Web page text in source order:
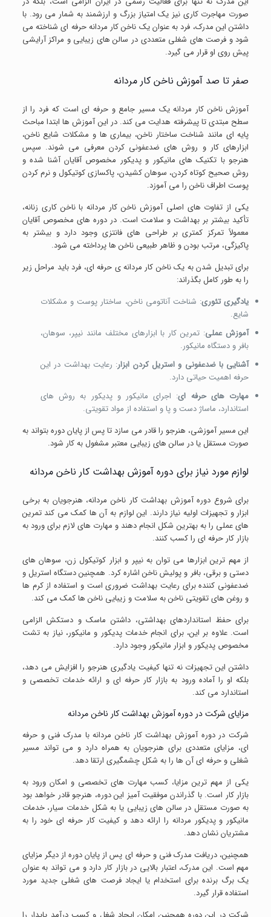
صورت مهاجرت کاری نیز یک امتیاز بزرگ و ارزشمند به شمار می رود. با
داشتن این مدرک، فرد به عنوان یک ناخن کار مردانه حرفه ای شناخته می
شود و فرصت های شغلی متعددی در سالن های زیبایی و مراکز آرایشی
پیش روی او قرار می گیرد.
صفر تا صد آموزش ناخن کار مردانه
آموزش ناخن کار مردانه یک مسیر جامع و حرفه ای است که فرد را از
سطح مبتدی تا پیشرفته هدایت می کند. در این آموزش ها ابتدا مباحث
پایه ای مانند شناخت ساختار ناخن، بیماری ها و مشکلات شایع ناخن،
ابزارهای کار و روش های ضدعفونی کردن معرفی می شوند. سپس
هنرجو با تکنیک های مانیکور و پدیکور مخصوص آقایان آشنا شده و
روش صحیح کوتاه کردن، سوهان کشیدن، پاکسازی کوتیکول و نرم کردن
پوست اطراف ناخن را می آموزد.
یکی از تفاوت های اصلی آموزش ناخن کار مردانه با ناخن کاری زنانه،
تأکید بیشتر بر بهداشت و سلامت است. در دوره های مخصوص آقایان
معمولاً تمرکز کمتری بر طراحی های فانتزی وجود دارد و بیشتر به
پاکیزگی، مرتب بودن و ظاهر طبیعی ناخن ها پرداخته می شود.
برای تبدیل شدن به یک ناخن کار مردانه ی حرفه ای، فرد باید مراحل زیر
را به طور کامل بگذراند:
یادگیری تئوری: شناخت آناتومی ناخن، ساختار پوست و مشکلات
شایع.
آموزش عملی: تمرین کار با ابزارهای مختلف مانند نیپر، سوهان،
بافر و دستگاه مانیکور.
آشنایی با ضدعفونی و استریل کردن ابزار: رعایت بهداشت در این
حرفه اهمیت حیاتی دارد.
مهارت های حرفه ای: اجرای مانیکور و پدیکور به روش های
استاندارد، ماساژ دست و پا و استفاده از مواد تقویتی.
این مسیر آموزشی، هنرجو را قادر می سازد تا پس از پایان دوره بتواند به
صورت مستقل یا در سالن های زیبایی معتبر مشغول به کار شود.
لوازم مورد نیاز برای دوره آموزش بهداشت کار ناخن مردانه
برای شروع دوره آموزش بهداشت کار ناخن مردانه، هنرجویان به برخی
ابزار و تجهیزات اولیه نیاز دارند. این لوازم به آن ها کمک می کند تمرین
های عملی را به بهترین شکل انجام دهند و مهارت های لازم برای ورود به
بازار کار حرفه ای را کسب کنند.
از مهم ترین ابزارها می توان به نیپر و ابزار کوتیکول زن، سوهان های
دستی و برقی، بافر و پولیش ناخن اشاره کرد. همچنین دستگاه استریل و
ضدعفونی کننده برای رعایت بهداشت ضروری است و استفاده از کرم ها
و روغن های تقویتی ناخن به سلامت و زیبایی ناخن ها کمک می کند.
برای حفظ استانداردهای بهداشتی، داشتن ماسک و دستکش الزامی
است. علاوه بر این، برای انجام خدمات پدیکور و مانیکور، نیاز به تشت
مخصوص پدیکور و ابزار مانیکور وجود دارد.
داشتن این تجهیزات نه تنها کیفیت یادگیری هنرجو را افزایش می دهد،
بلکه او را آماده ورود به بازار کار حرفه ای و ارائه خدمات تخصصی و
استاندارد می کند.
مزایای شرکت در دوره آموزش بهداشت کار ناخن مردانه
شرکت در دوره آموزش بهداشت کار ناخن مردانه با مدرک فنی و حرفه
ای، مزایای متعددی برای هنرجویان به همراه دارد و می تواند مسیر
شغلی و حرفه ای آن ها را به شکل چشمگیری ارتقا دهد.
یکی از مهم ترین مزایا، کسب مهارت های تخصصی و امکان ورود به
بازار کار است. با گذراندن موفقیت آمیز این دوره، هنرجو قادر خواهد بود
به صورت مستقل در سالن های زیبایی یا به شکل خدمات سیار، خدمات
مانیکور و پدیکور مردانه را ارائه دهد و کیفیت کار حرفه ای خود را به
مشتریان نشان دهد.
همچنین، دریافت مدرک فنی و حرفه ای پس از پایان دوره از دیگر مزایای
مهم است. این مدرک، اعتبار بالایی در بازار کار دارد و می تواند به عنوان
یک برگ برنده برای استخدام یا ایجاد فرصت های شغلی جدید مورد
استفاده قرار گیرد.